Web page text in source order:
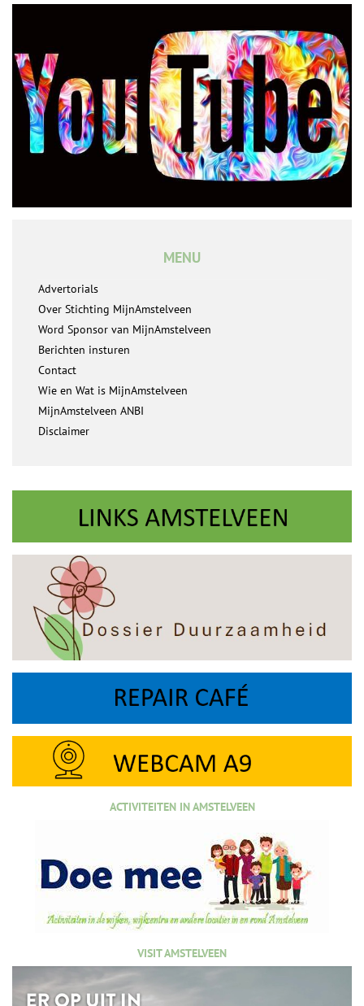
MENU
Advertorials
Over Stichting MijnAmstelveen
Word Sponsor van MijnAmstelveen
Berichten insturen
Contact
Wie en Wat is MijnAmstelveen
MijnAmstelveen ANBI
Disclaimer
ACTIVITEITEN IN AMSTELVEEN
VISIT AMSTELVEEN